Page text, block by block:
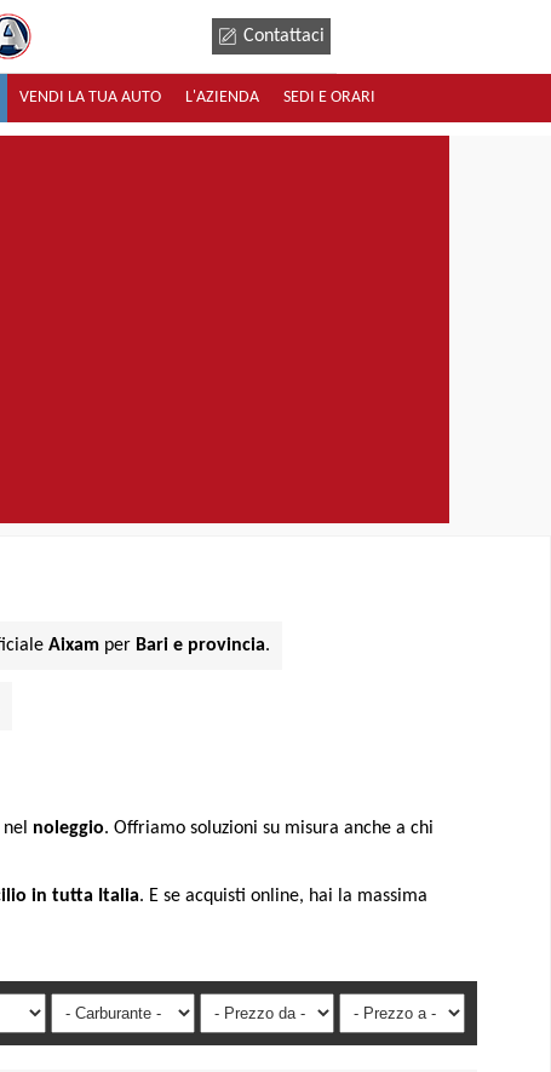
Contattaci
VENDI LA TUA AUTO L'AZIENDA SEDI E ORARI
Aixam per Bari e provincia.
noleggio. Offriamo soluzioni su misura anche a chi
in tutta Italia. E se acquisti online, hai la massima